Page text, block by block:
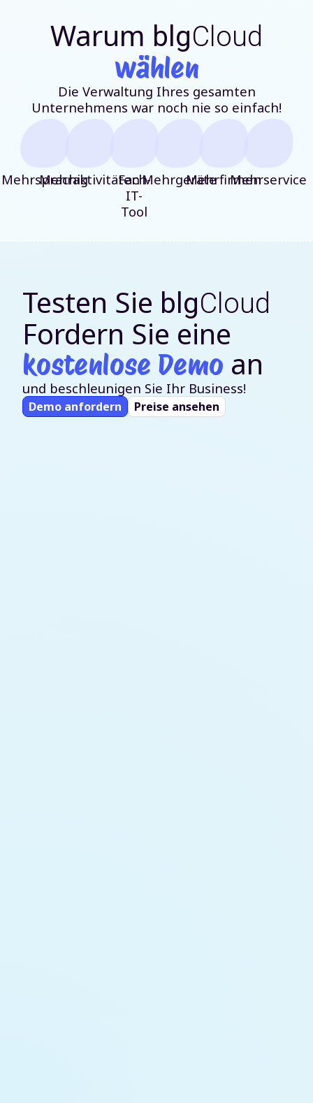
Warum blgCloud
wählen
Die Verwaltung Ihres gesamten
Unternehmens war noch nie so einfach!
Mehrsprachig
Mehraktivitäten
Fach-
IT-
Tool
MehrgeräteMehrfirmenMehrservice
Testen Sie blgCloud
Fordern Sie eine
kostenlose Demo an
und beschleunigen Sie Ihr Business!
Demo anfordern Preise ansehen